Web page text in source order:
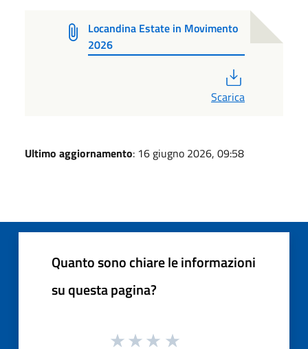
Locandina Estate in Movimento
2026
Scarica
Ultimo aggiornamento: 16 giugno 2026, 09:58
Quanto sono chiare le informazioni
su questa pagina?